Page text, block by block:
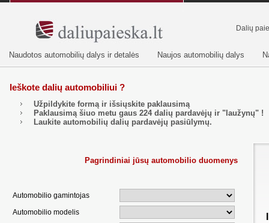
Dalių
Naudotos automobilių dalys ir detalės Naujos automobilių dalys
Ieškote dalių automobiliui ?
Užpildykite formą ir išsiųskite paklausimą
Paklausimą šiuo metu gaus 224dalių pardavėjų ir "laužynų" !
Laukite automobilių dalių pardavėjų pasiūlymų.
Pagrindiniai jūsų automobilio duomenys
Automobilio gamintojas
Automobilio modelis